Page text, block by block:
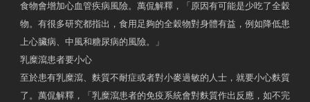
食物會增加心血管疾病風險。萬侃解釋，「原因有可能是少吃了全穀
物。有很多研究都指出，食用足夠的全穀物對身體有益，例如降低患
上心臟病、中風和糖尿病的風險。」
乳糜瀉患者要小心
至於患有乳糜瀉、麩質不耐症或者對小麥過敏的人士，就要小心麩質
了。萬侃解釋，「乳糜瀉患者的免疫系統會對麩質作出反應，如不完